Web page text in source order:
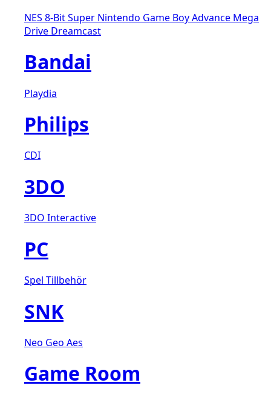
NES 8-BitSuper Nintendo Game Boy Advance Mega
Drive Dreamcast
Bandai
Playdia
Philips
CDI
3DO
3DO Interactive
PC
Spel Tillbehör
SNK
Neo Geo Aes
Game Room